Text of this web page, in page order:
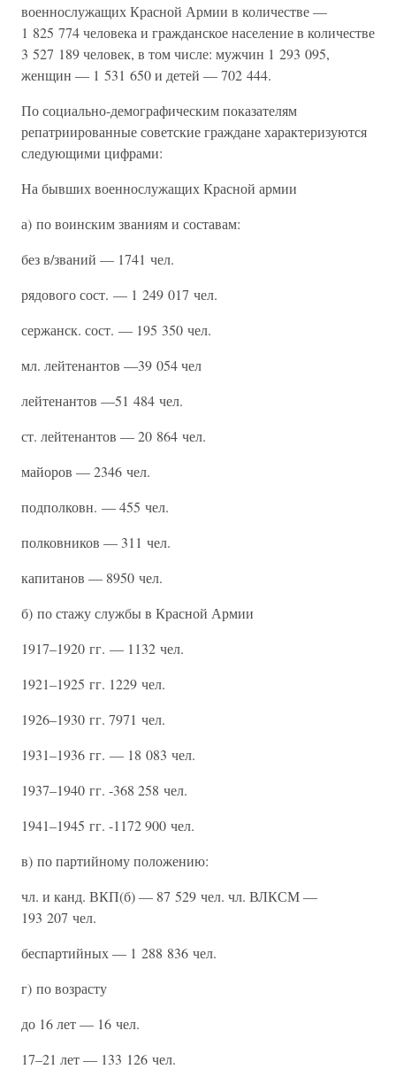
военнослужащих Красной Армии в количестве —
1 825 774 человека и гражданское население в количестве
3 527 189 человек, в том числе: мужчин 1 293 095,
женщин — 1 531 650 и детей — 702 444.
По социально-демографическим показателям
репатриированные советские граждане характеризуются
следующими цифрами:
На бывших военнослужащих Красной армии
а) по воинским званиям и составам:
без в/званий — 1741 чел.
рядового сост. — 1 249 017 чел.
сержанск. сост. — 195 350 чел.
мл. лейтенантов —39 054 чел
лейтенантов —51 484 чел.
ст. лейтенантов — 20 864 чел.
майоров — 2346 чел.
подполковн. — 455 чел.
полковников — 311 чел.
капитанов — 8950 чел.
б) по стажу службы в Красной Армии
1917–1920 гг. — 1132 чел.
1921–1925 гг. 1229 чел.
1926–1930 гг. 7971 чел.
1931–1936 гг. — 18 083 чел.
1937–1940 гг. -368 258 чел.
1941–1945 гг. -1172 900 чел.
в) по партийному положению:
чл. и канд. ВКП(б) — 87 529 чел. чл. ВЛКСМ —
193 207 чел.
беспартийных — 1 288 836 чел.
г) по возрасту
до 16 лет — 16 чел.
17–21 лет — 133 126 чел.